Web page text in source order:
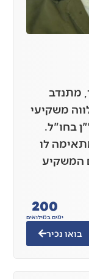
חפר, מתנדב
משקיעי
בחו"ל.
לו
המשקיע
ימים במילואים
200
בואו נכיר